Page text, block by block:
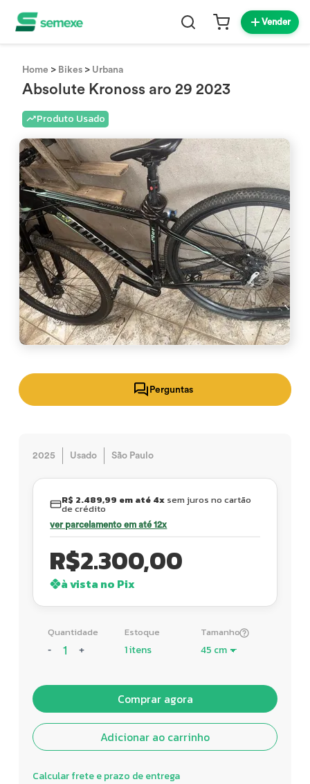
Vender
Home > Bikes > Urbana
Absolute Kronoss aro 29 2023
Produto Usado
Perguntas
2025 Usado São Paulo
R$ 2.489,99 em até 4x sem juros no cartão
de crédito
ver parcelamento em até 12x
R$2.300,00
à vista no Pix
Quantidade
- +
Estoque
1 itens
Tamanho
Comprar agora
Adicionar ao carrinho
Calcular frete e prazo de entrega